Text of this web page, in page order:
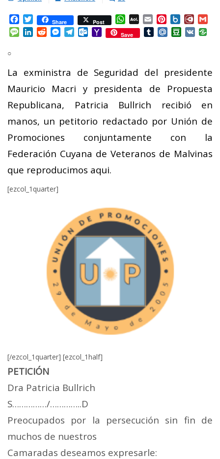
Facebook
TwitterShare Post WhatsApp
AOL
Mail
Email Pinterest
Box.net
Message
LinkedInRedditMessenger
TelegramOutlook.com
YahooSave TumblrMail.RuDouban
VK
○
La exministra de Seguridad del presidente
Mauricio Macri y presidenta de Propuesta
Republicana, Patricia Bullrich recibió en
manos, un petitorio redactado por Unión de
Promociones conjuntamente con la
Federación Cuyana de Veteranos de Malvinas
que reproducimos aqui.
[ezcol_1quarter]
[/ezcol_1quarter] [ezcol_1half]
PETICIÓN
Dra Patricia Bullrich
S……………/…………..D
Preocupados por la persecución sin fin de
muchos de nuestros
Camaradas deseamos expresarle: